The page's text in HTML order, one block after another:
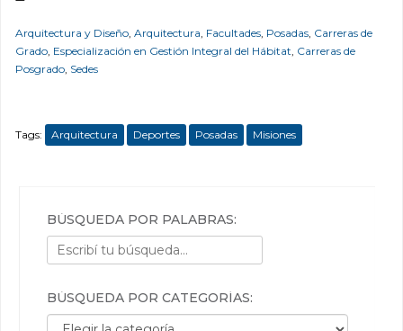
Arquitectura y Diseño, Arquitectura, Facultades, Posadas, Carreras de
Grado, Especialización en Gestión Integral del Hábitat, Carreras de
Posgrado, Sedes
Tags: Arquitectura Deportes Posadas Misiones
BÚSQUEDA POR PALABRAS:
BÚSQUEDA POR CATEGORÍAS:
Búsqueda por categorías: